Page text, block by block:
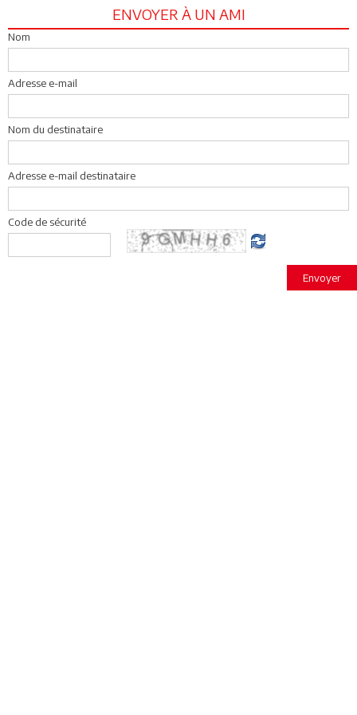
ENVOYER À UN AMI
Nom
Adresse e-mail
Nom du destinataire
Adresse e-mail destinataire
Code de sécurité
Envoyer